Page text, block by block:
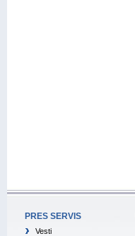
PRES SERVIS
Vesti